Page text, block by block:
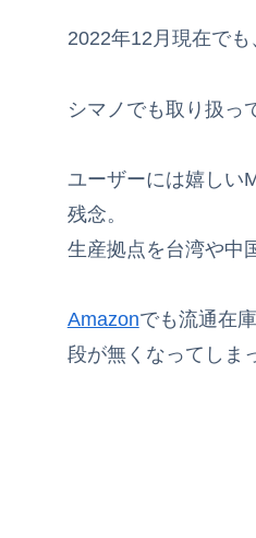
2022年12月現在で
シマノでも取り扱っ
ユーザーには嬉しい
残念。
生産拠点を台湾や中
Amazonでも流通在
段が無くなってしま